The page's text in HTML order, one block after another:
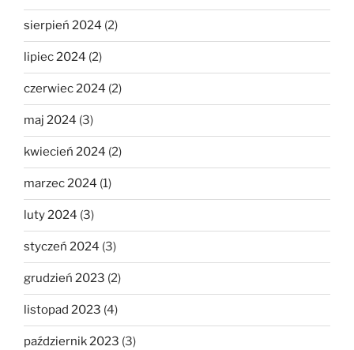
sierpień 2024 (2)
lipiec 2024 (2)
czerwiec 2024 (2)
maj 2024 (3)
kwiecień 2024 (2)
marzec 2024 (1)
luty 2024 (3)
styczeń 2024 (3)
grudzień 2023 (2)
listopad 2023 (4)
październik 2023 (3)